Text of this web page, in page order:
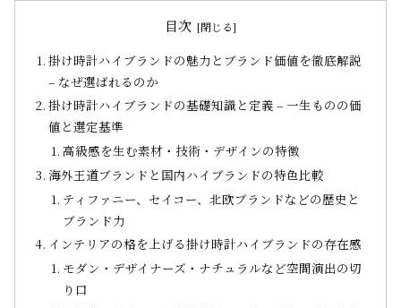
目次
掛け時計ハイブランドの魅力とブランド価値を徹底解説
– なぜ選ばれるのか
掛け時計ハイブランドの基礎知識と定義 – 一生ものの価
値と選定基準
高級感を生む素材・技術・デザインの特徴
海外王道ブランドと国内ハイブランドの特色比較
ティファニー、セイコー、北欧ブランドなどの歴史と
ブランド力
インテリアの格を上げる掛け時計ハイブランドの存在感
モダン・デザイナーズ・ナチュラルなど空間演出の切
り口